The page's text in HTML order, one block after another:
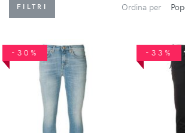
FILTRI Ordina per
-30% -33%